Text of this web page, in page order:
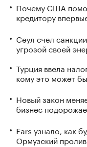
Почему США
кредитору
Сеул счел
угрозой своей
Турция ввела
кому это может
Новый закон
бизнес
Fars узнало, как
Ормузский пролив